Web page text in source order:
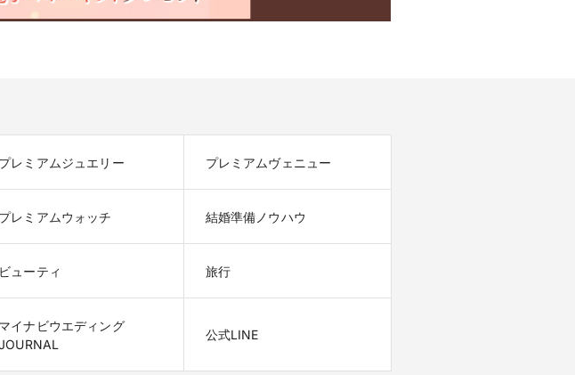
プレミアムジュエリー プレミアムヴェニュー
プレミアムウォッチ 結婚準備ノウハウ
ビューティ 旅行
マイナビウエディング
公式LINE